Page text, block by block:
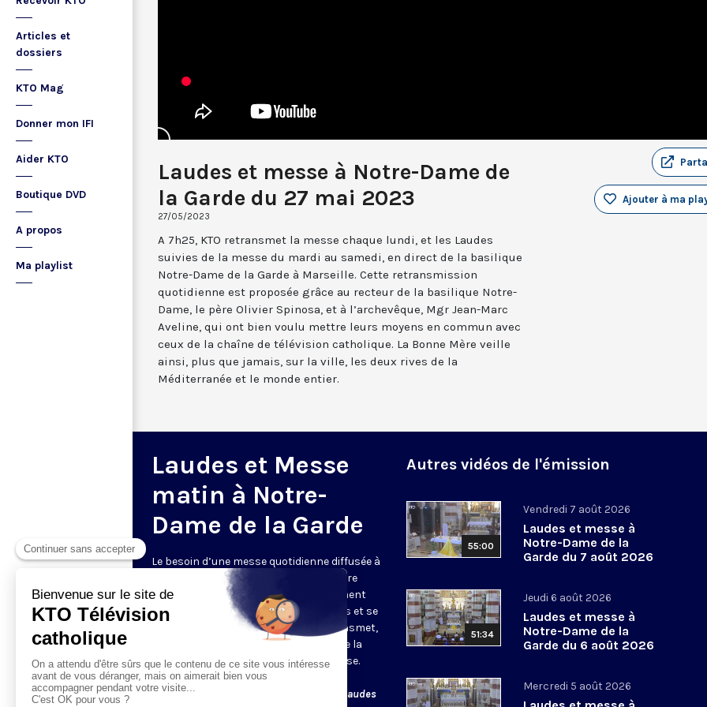
Articles et
dossiers
KTO Mag
Donner mon IFI
Aider KTO
Boutique DVD
A propos
Ma playlist
Laudes et messe à Notre-Dame de
la Garde du 27 mai 2023
27/05/2023
Ajouter à ma
A 7h25, KTO retransmet la messe chaque lundi, et les Laudes
suivies de la messe du mardi au samedi, en direct de la basilique
Notre-Dame de la Garde à Marseille. Cette retransmission
quotidienne est proposée grâce au recteur de la basilique Notre-
Dame, le père Olivier Spinosa, et à l’archevêque, Mgr Jean-Marc
Aveline, qui ont bien voulu mettre leurs moyens en commun avec
ceux de la chaîne de télévision catholique. La Bonne Mère veille
ainsi, plus que jamais, sur la ville, les deux rives de la
Méditerranée et le monde entier.
Laudes et Messe
matin à Notre-
Dame de la Garde
Le besoin d’une messe quotidienne diffusée à
la télévision a été exprimé d’une manière
encore plus forte pendant le confinement
dans de nombreux pays francophones et se
maintient depuis la reprise. KTO retransmet,
en direct de la basilique Notre-Dame de la
Garde, à Marseille, les laudes et la messe.
Le lundi à 7h25, la messe
Du mardi au samedi à 7h25, messe avec laudes
Autres vidéos de l'émission
55:00
Vendredi 7 août 2026
Laudes et messe à
Notre-Dame de la
Garde du 7 août 2026
51:34
Jeudi 6 août 2026
Laudes et messe à
Notre-Dame de la
Garde du 6 août 2026
Mercredi 5 août 2026